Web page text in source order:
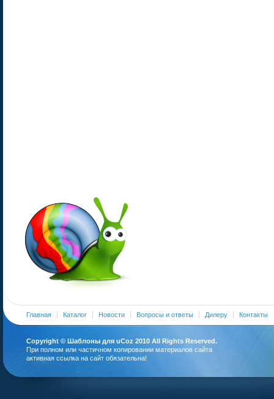
Главная Каталог Новости Вопросы и ответы Дилеру Контакты
Copyright © Шаблоны для uCoz 2010 All Rights Reserved.
При полном или частичном копировании материалов сайта
активная ссылка на сайт обязательна!